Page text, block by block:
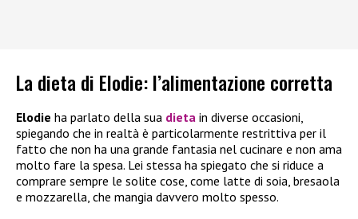
La dieta di Elodie: l’alimentazione corretta
Elodie ha parlato della sua dieta in diverse occasioni,
spiegando che in realtà è particolarmente restrittiva per il
fatto che non ha una grande fantasia nel cucinare e non ama
molto fare la spesa. Lei stessa ha spiegato che si riduce a
comprare sempre le solite cose, come latte di soia, bresaola
e mozzarella, che mangia davvero molto spesso.